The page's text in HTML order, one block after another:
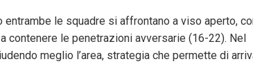
entrambe le squadre si affrontano a viso aperto,
contenere le penetrazioni avversarie (16-22). Nel
meglio l’area, strategia che permette di